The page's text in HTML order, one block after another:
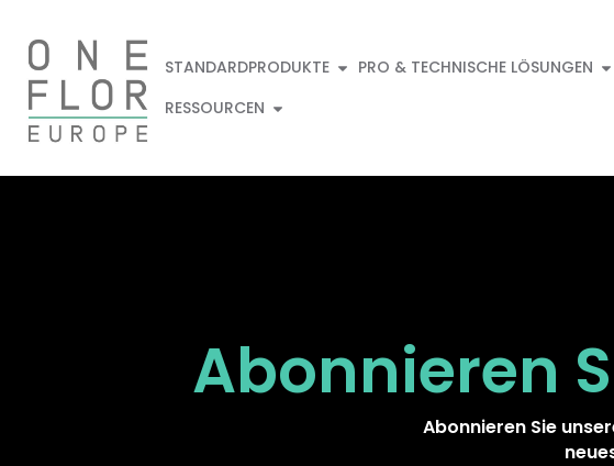
STANDARDPRODUKTE PRO & TECHNISCHE LÖSUNGEN
RESSOURCEN
Abonnieren
Abonnieren Sie